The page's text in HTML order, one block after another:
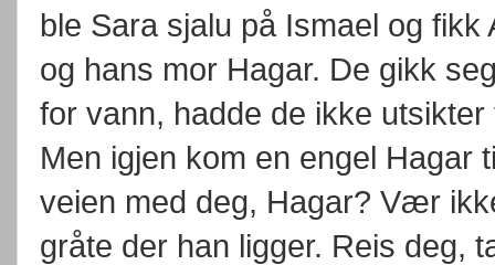
ble Sara sjalu på Ismael og
og hans mor Hagar. De gikk
for vann, hadde de ikke
Men igjen kom en engel Hagar
veien med deg, Hagar? Vær
gråte der han ligger. Reis deg,